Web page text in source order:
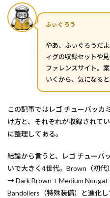
ふぃぐろう
やあ、ふぃぐろうだ
ィグの収録セットや
ファレンスサイト。
いくから、気になる
この記事ではレゴ チューバッカ
け方と、それぞれが収録されて
に整理してある。
結論から言うと、レゴ チューバ
いで大きく4世代。Brown（初代
→ Dark Brown + Medium
Bandoliers（特殊装備）と進化